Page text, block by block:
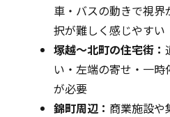
車・バスの動きで視
択が難しく感じやすい
塚越～北町の住宅街：
い・左端の寄せ・一
が必要
錦町周辺： 商業施設や